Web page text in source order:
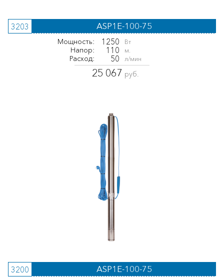
3203 ASP1E-100-75
Мощность: 1250 Вт
Напор: 110 м.
Расход: 50 л/мин
25 067 руб.
3200 ASP1E-100-75